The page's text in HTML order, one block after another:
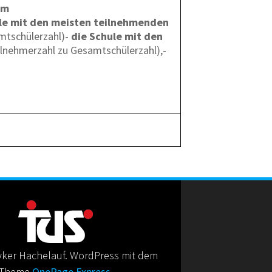
mit den meisten teilnehmenden
die Schule mit den
zu Gesamtschülerzahl),-
Hachelauf. WordPress mit dem